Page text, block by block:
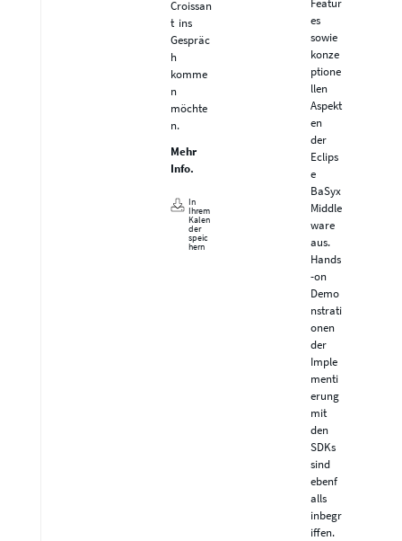
Croissan
t ins
Gespräc
h
komme
n
möchte
n.
Mehr
Info.
In
Ihrem
Kalen
der
speic
hern
es
sowie
konze
ptione
llen
Aspekt
en
der
Eclips
e
BaSyx
Middle
ware
aus.
Hands
-on
Demo
nstrati
onen
der
Imple
menti
erung
mit
den
SDKs
sind
ebenf
alls
inbegr
iffen.